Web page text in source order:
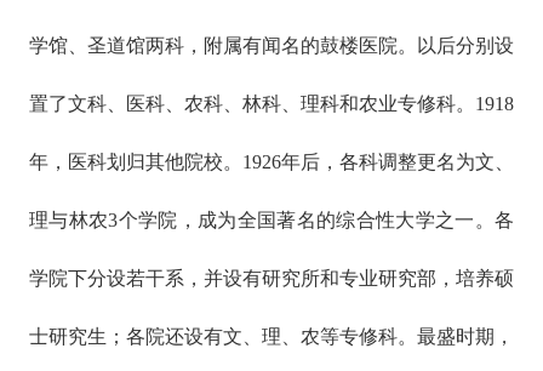
学馆、圣道馆两科，附属有闻名的鼓楼医院。以后分别设
置了文科、医科、农科、林科、理科和农业专修科。1918
年，医科划归其他院校。1926年后，各科调整更名为文、
理与林农3个学院，成为全国著名的综合性大学之一。各
学院下分设若干系，并设有研究所和专业研究部，培养硕
士研究生；各院还设有文、理、农等专修科。最盛时期，